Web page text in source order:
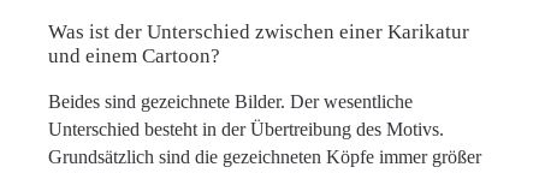
Was ist der Unterschied zwischen einer Karikatur
und einem Cartoon?
Beides sind gezeichnete Bilder. Der wesentliche
Unterschied besteht in der Übertreibung des Motivs.
Grundsätzlich sind die gezeichneten Köpfe immer größer